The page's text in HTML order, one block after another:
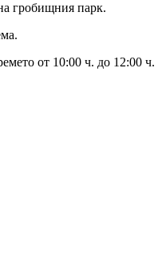
гробищния парк.
от 10:00 ч. до 12:00 ч.